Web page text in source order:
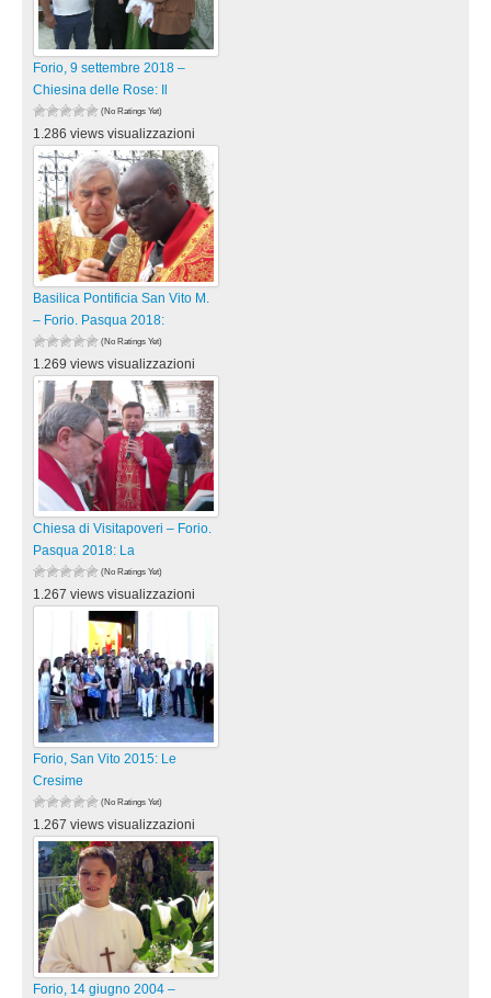
Forio, 9 settembre 2018 –
Chiesina delle Rose: Il
(No Ratings Yet)
1.286 views visualizzazioni
Basilica Pontificia San Vito M.
– Forio. Pasqua 2018:
(No Ratings Yet)
1.269 views visualizzazioni
Chiesa di Visitapoveri – Forio.
Pasqua 2018: La
(No Ratings Yet)
1.267 views visualizzazioni
Forio, San Vito 2015: Le
Cresime
(No Ratings Yet)
1.267 views visualizzazioni
Forio, 14 giugno 2004 –